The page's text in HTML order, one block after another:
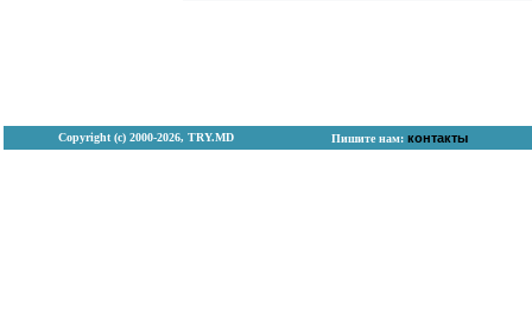
Copyright (с) 2000-2026, TRY.MD Пишите нам: контакты